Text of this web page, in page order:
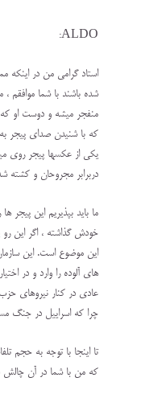
ALDO:
استاد گرامی من در
شده باشند با شما موافقم
منفجر میشه و دوست او
که با شنیدن صدای پیجر
یکی از عکسها پیجر روی میز
دربرابر مجروحان و کشته
ما باید بپذیریم این پیجر
خودش گذاشته ، اگر این رو
این موضوع است. این
های آلوده را وارد و در
عادی در کنار نیروهای
چرا که اسراییل در جنگ
تا اینجا با توجه به حجم
که من با شما در آن چالش